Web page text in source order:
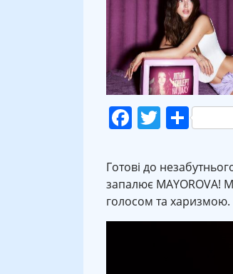
Facebook
Готові до
запалює MAYOROVA!
голосом та харизмою.